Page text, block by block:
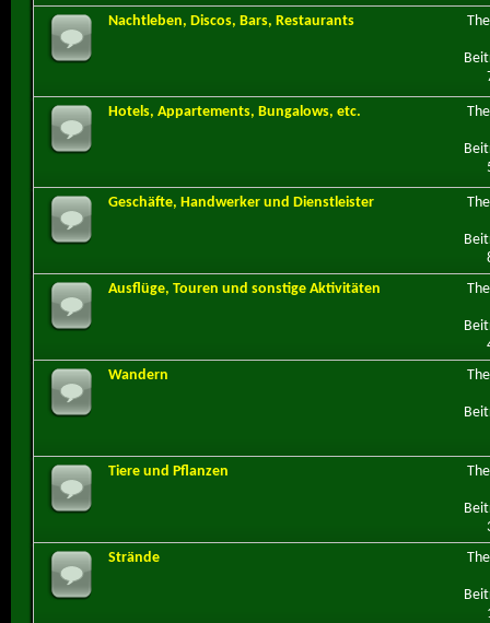
Nachtleben, Discos, Bars, Restaurants
Hotels, Appartements, Bungalows, etc.
Geschäfte, Handwerker und Dienstleister
Ausflüge, Touren und sonstige Aktivitäten
Wandern
Tiere und Pflanzen
Strände